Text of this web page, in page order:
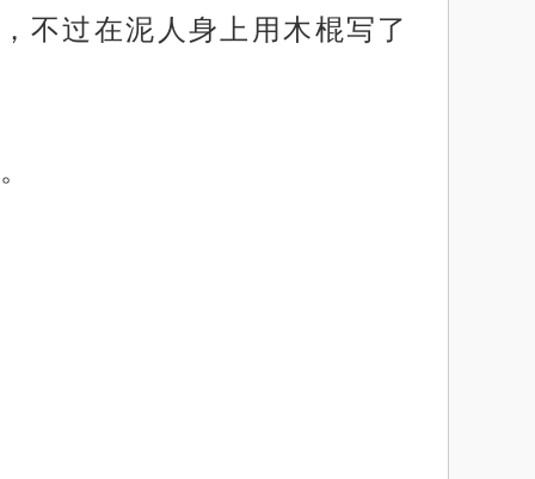
不过在泥人身上用木棍写了